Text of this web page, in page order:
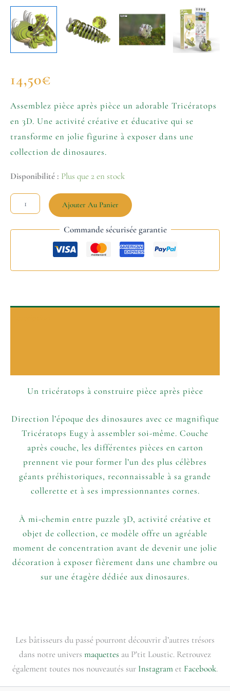
14,50€
Assemblez pièce après pièce un adorable Tricératops
en 3D. Une activité créative et éducative qui se
transforme en jolie figurine à exposer dans une
collection de dinosaures.
Disponibilité : Plus que 2 en stock
Ajouter Au Panier
Commande sécurisée garantie
Un tricératops à construire pièce après pièce
Direction l’époque des dinosaures avec ce magnifique
Tricératops Eugy à assembler soi-même. Couche
après couche, les différentes pièces en carton
prennent vie pour former l’un des plus célèbres
géants préhistoriques, reconnaissable à sa grande
collerette et à ses impressionnantes cornes.
À mi-chemin entre puzzle 3D, activité créative et
objet de collection, ce modèle offre un agréable
moment de concentration avant de devenir une jolie
décoration à exposer fièrement dans une chambre ou
sur une étagère dédiée aux dinosaures.
Les bâtisseurs du passé pourront découvrir d’autres trésors
dans notre univers maquettes au P’tit Loustic. Retrouvez
également toutes nos nouveautés sur Instagramet Facebook.